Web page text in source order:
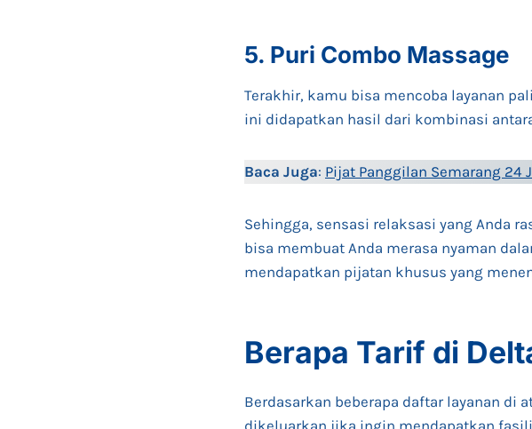
5. Puri Combo Massage
Terakhir, kamu bisa mencoba layanan
ini didapatkan hasil dari kombinasi
Baca Juga: Pijat Panggilan Semarang 24
Sehingga, sensasi relaksasi yang Anda
bisa membuat Anda merasa nyaman
mendapatkan pijatan khusus yang
Berapa Tarif di
Berdasarkan beberapa daftar layanan di
dikeluarkan jika ingin mendapatkan